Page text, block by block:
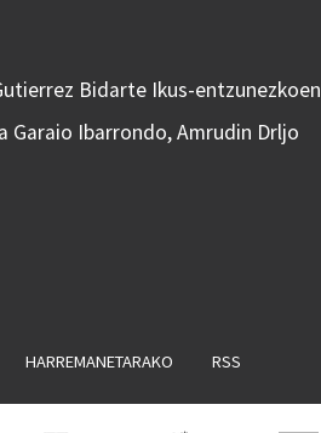
Bidarte Ikus-
Garaio Ibarrondo, Amrudin Drljo
HARREMANETARAKO RSS